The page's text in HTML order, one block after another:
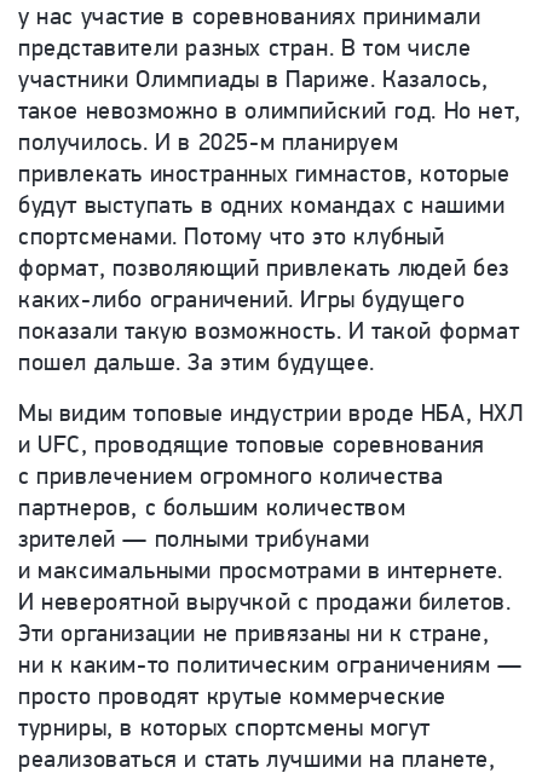
у нас участие в соревнованиях принимали
представители разных стран. В том числе
участники Олимпиады в Париже. Казалось,
такое невозможно в олимпийский год. Но нет,
получилось. И в 2025-м планируем
привлекать иностранных гимнастов, которые
будут выступать в одних командах с нашими
спортсменами. Потому что это клубный
формат, позволяющий привлекать людей без
каких-либо ограничений. Игры будущего
показали такую возможность. И такой формат
пошел дальше. За этим будущее.
Мы видим топовые индустрии вроде НБА, НХЛ
и UFC, проводящие топовые соревнования
с привлечением огромного количества
партнеров, с большим количеством
зрителей — полными трибунами
и максимальными просмотрами в интернете.
И невероятной выручкой с продажи билетов.
Эти организации не привязаны ни к стране,
ни к каким-то политическим ограничениям —
просто проводят крутые коммерческие
турниры, в которых спортсмены могут
реализоваться и стать лучшими на планете,